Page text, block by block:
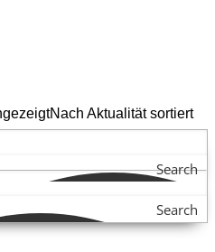
Search
Nach Aktualität sortiert
Search